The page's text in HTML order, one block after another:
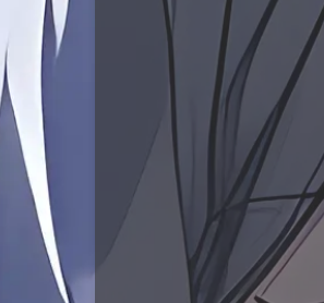
qiaoqiao's blog
WJQSERVER博客
懋和道人
六月是只猫
钧言极客